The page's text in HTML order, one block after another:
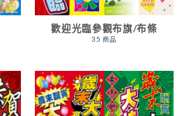
歡迎光臨參觀布旗/布條
35 商品